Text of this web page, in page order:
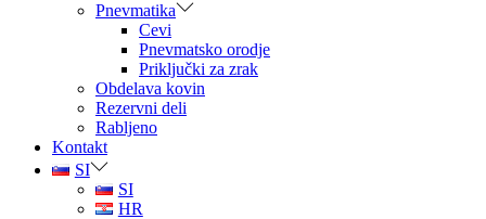
Pnevmatika
Cevi
Pnevmatsko orodje
Priključki za zrak
Obdelava kovin
Rezervni deli
Rabljeno
Kontakt
SI
SI
HR